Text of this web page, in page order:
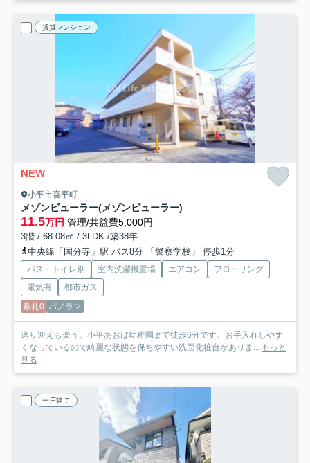
賃貸マンション
NEW
小平市喜平町
メゾンビューラー(メゾンビューラー)
11.5万円 管理/共益費5,000円
3階 / 68.08㎡ / 3LDK /築38年
中央線「国分寺」駅 バス8分 「警察学校」 停歩1分
バス・トイレ別 室内洗濯機置場 エアコン
フローリング
電気有
都市ガス
敷礼0 パノラマ
送り迎えも楽々。小平あおば幼稚園まで徒歩6分です。お手入れしやす
くなっているので綺麗な状態を保ちやすい洗面化粧台がありま... もっと
見る
一戸建て